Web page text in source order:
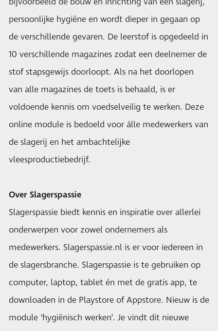
persoonlijke hygiëne en wordt dieper in gegaan op
de verschillende gevaren. De leerstof is opgedeeld in
10 verschillende magazines zodat een deelnemer de
stof stapsgewijs doorloopt. Als na het doorlopen
van alle magazines de toets is behaald, is er
voldoende kennis om voedselveilig te werken. Deze
online module is bedoeld voor álle medewerkers van
de slagerij en het ambachtelijke
vleesproductiebedrijf.
Over Slagerspassie
Slagerspassie biedt kennis en inspiratie over allerlei
onderwerpen voor zowel ondernemers als
medewerkers. Slagerspassie.nl is er voor iedereen in
de slagersbranche. Slagerspassie is te gebruiken op
computer, laptop, tablet én met de gratis app, te
downloaden in de Playstore of Appstore. Nieuw is de
module ‘hygiënisch werken’. Je vindt dit nieuwe